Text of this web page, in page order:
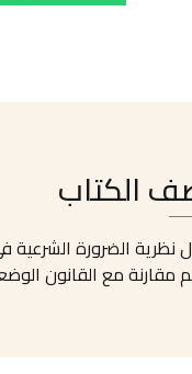
الكتاب
نظرية الضرورة
مقارنة مع القانون